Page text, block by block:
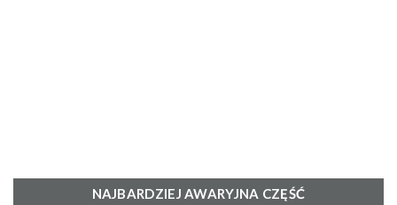
NAJBARDZIEJ AWARYJNA CZĘŚĆ